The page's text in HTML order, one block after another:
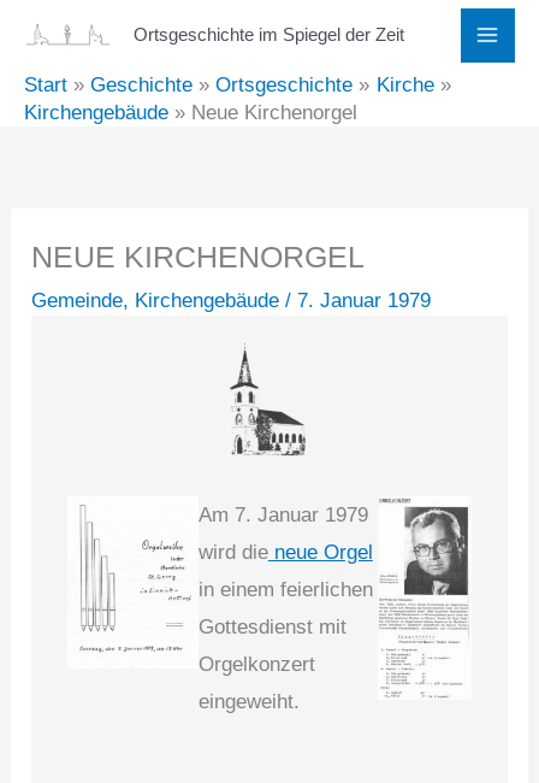
springen
Ortsgeschichte im Spiegel der Zeit
Start Geschichte Ortsgeschichte
Kirche
Kirchengebäude
Neue Kirchenorgel
NEUE KIRCHENORGEL
Gemeinde, Kirchengebäude /7. Januar 1979
Am 7. Januar 1979
wird dieneue Orgel
in einem feierlichen
Gottesdienst mit
Orgelkonzert
eingeweiht.